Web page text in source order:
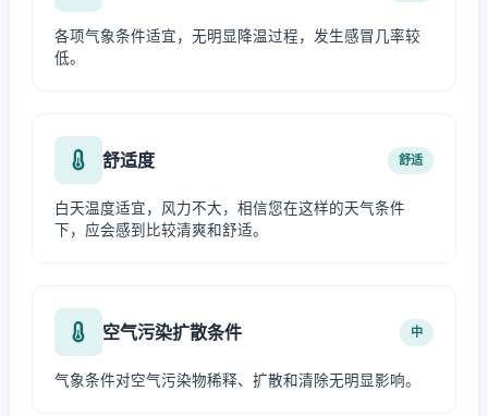
各项气象条件适宜，无明显降温过程，发生感冒几率较
低。
舒适度 舒适
白天温度适宜，风力不大，相信您在这样的天气条件
下，应会感到比较清爽和舒适。
空气污染扩散条件 中
气象条件对空气污染物稀释、扩散和清除无明显影响。